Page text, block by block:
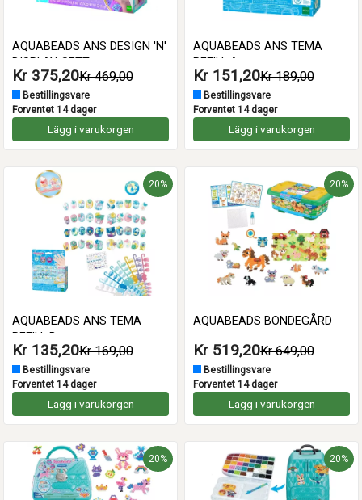
AQUABEADS ANS DESIGN 'N'
DISPLAY-SETT
Kr 375,20Kr 469,00
Bestillingsvare
Forventet 14 dager
Lägg i varukorgen
AQUABEADS ANS TEMA
REFILL A
Kr 151,20Kr 189,00
Bestillingsvare
Forventet 14 dager
Lägg i varukorgen
20%
AQUABEADS ANS TEMA
REFILL B
Kr 135,20Kr 169,00
Bestillingsvare
Forventet 14 dager
Lägg i varukorgen
20%
AQUABEADS BONDEGÅRD
Kr 519,20Kr 649,00
Bestillingsvare
Forventet 14 dager
Lägg i varukorgen
20% 20%